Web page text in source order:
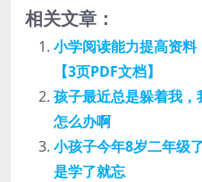
相关文章：
小学阅读能力提高资
【3页PDF文档】
孩子最近总是躲着我
怎么办啊
小孩子今年8岁二年级
是学了就忘